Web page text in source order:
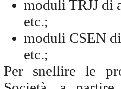
moduli TRJJ di
etc.;
moduli CSEN
etc.;
Per snellire le